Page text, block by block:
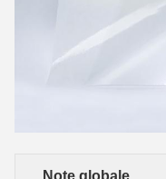
Note globale